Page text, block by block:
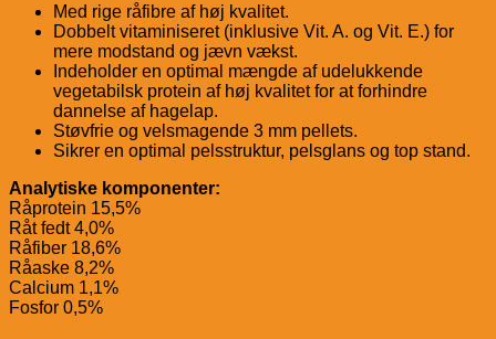
Med rige råfibre af høj kvalitet.
Dobbelt vitaminiseret (inklusive Vit. A. og Vit. E.) for
mere modstand og jævn vækst.
Indeholder en optimal mængde af udelukkende
vegetabilsk protein af høj kvalitet for at forhindre
dannelse af hagelap.
Støvfrie og velsmagende 3 mm pellets.
Sikrer en optimal pelsstruktur, pelsglans og top stand.
Analytiske komponenter:
Råprotein 15,5%
Råt fedt 4,0%
Råfiber 18,6%
Råaske 8,2%
Calcium 1,1%
Fosfor 0,5%